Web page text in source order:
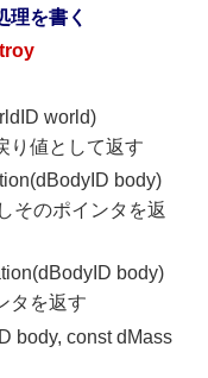
理を書く
world)
り値として返す
body)
そのポインタを返
body)
タを返す
body, const dMass